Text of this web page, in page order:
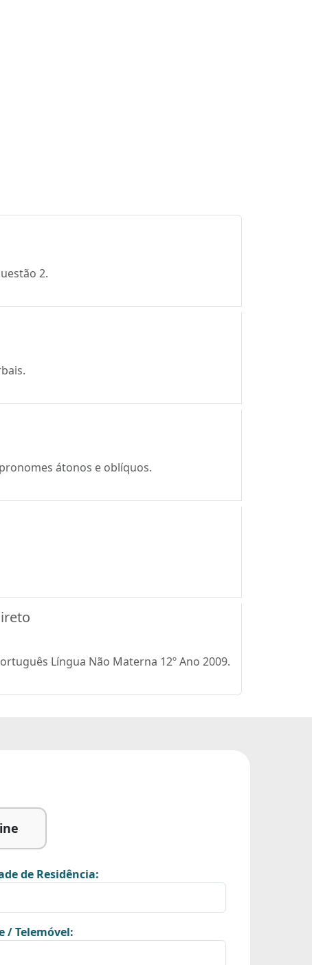
2.
átonos e oblíquos.
Língua Não Materna 12º Ano 2009.
de Residência:
/ Telemóvel: